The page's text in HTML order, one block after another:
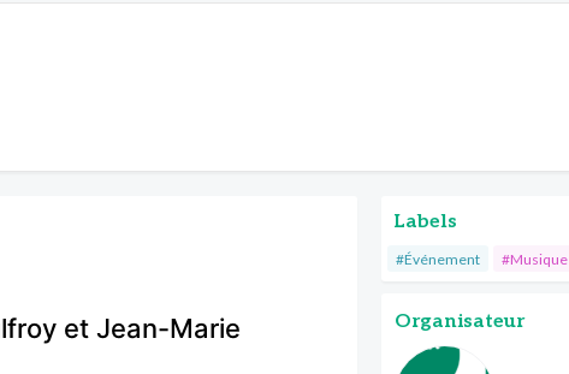
et Jean-Marie
Labels
#Événement #Musique
Organisateur